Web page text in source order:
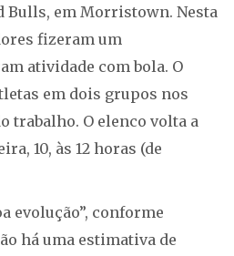
Bulls, em Morristown. Nesta
fizeram um
atividade com bola. O
em dois grupos nos
trabalho. O elenco volta a
10, às 12 horas (de
evolução”, conforme
há uma estimativa de